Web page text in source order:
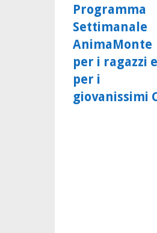
Programma
Settimanale
AnimaMonte
per i ragazzi e
per i
giovanissimi